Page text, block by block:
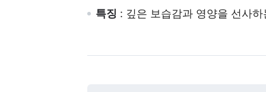
특징 : 깊은 보습감과 영양을 선사하